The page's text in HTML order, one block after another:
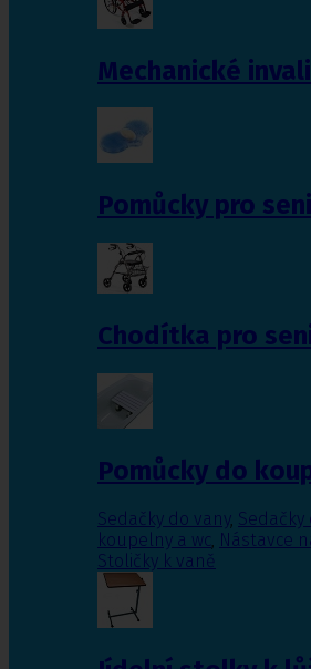
Mechanické
Pomůcky pro
Chodítka pro
Pomůcky do
Sedačky do vany, Sedačky
koupelny a wc, Nástavce
Stoličky k vaně